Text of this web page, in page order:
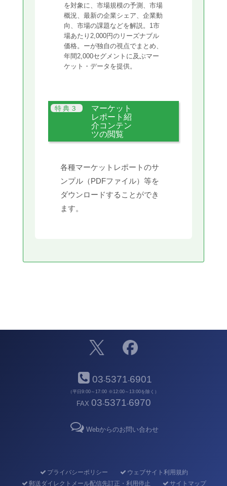
を対象に、市場規模の予測、市場
概況、最新の企業シェア、企業動
向、市場の課題などを解説。1市
場あたり2,000円のリーズナブル
価格。ーが独自の視点でまとめ、
年間2,000セグメントに及ぶマー
ケット・データを提供。
マーケット
レポート紹
介コンテン
ツの閲覧
各種マーケットレポートのサ
ンプル（PDFファイル）等を
ダウンロードすることができ
ます。
03-5371-6901
（平日9:00～17:00 ※12:00～13:00を除く）
FAX 03-5371-6970
Webからのお問い合わせ
プライバシーポリシー
ウェブサイト利用規約
郵送ダイレクトメール配信先訂正・利用停止
サイトマップ